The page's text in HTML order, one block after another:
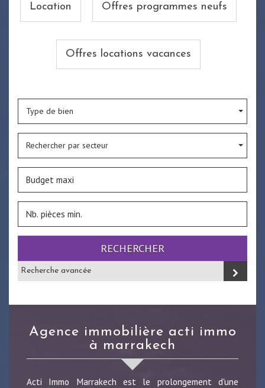
Location Offres programmes neufs
Offres locations vacances
Type de bien
Rechercher par secteur
RECHERCHER
Recherche avancée
agence immobilière acti immo
à marrakech
Acti Immo Marrakech est le prolongement d'une